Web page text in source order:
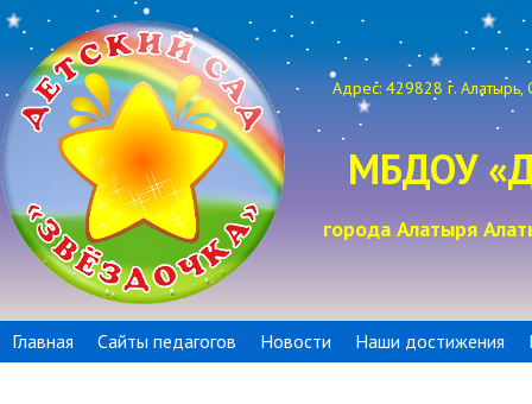
Адрес: 429828 г. Алатырь,
МБДОУ
города Алатыря
Главная Сайты педагогов Новости Наши достижения